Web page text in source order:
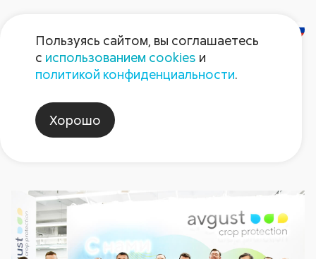
Новости
картофель2022
Пользуясь сайтом, вы соглашаетесь
с использованием cookies и
политикой конфиденциальности.
Хорошо